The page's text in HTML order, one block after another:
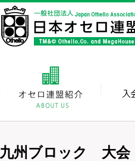
九州ブロック 大会